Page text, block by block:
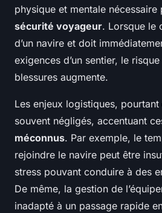
physique et mentale nécessaire
sécurité voyageur. Lorsque le
d’un navire et doit
exigences d’un sentier, le
blessures augmente.
Les enjeux logistiques,
souvent négligés, accentuant
méconnus. Par exemple, le
rejoindre le navire peut être
stress pouvant conduire à des
De même, la gestion de
inadapté à un passage rapide